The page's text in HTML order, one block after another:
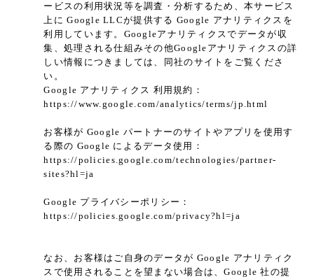
ービスの利用状況等を調査・分析するため、本サービス
上に Google LLCが提供する Google アナリティクスを
利用しています。Googleアナリティクスでデータが収
集、処理される仕組みその他Googleアナリティクスの詳
しい情報につきましては、同社のサイトをご覧くださ
い。
Google アナリティクス 利用規約：
https://www.google.com/analytics/terms/jp.html
お客様が Google パートナーのサイトやアプリを使用す
る際の Google によるデータ使用：
https://policies.google.com/technologies/partner-
sites?hl=ja
Google プライバシーポリシー：
https://policies.google.com/privacy?hl=ja
なお、お客様はご自身のデータが Google アナリティク
スで使用されることを望まない場合は、Google 社の提